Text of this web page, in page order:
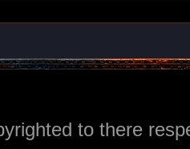
to there